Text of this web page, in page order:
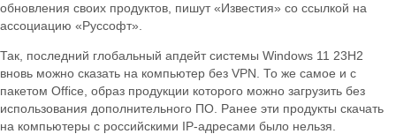
обновления своих продуктов, пишут «Известия» со ссылкой на
ассоциацию «Руссофт».
Так, последний глобальный апдейт системы Windows 11 23H2
вновь можно сказать на компьютер без VPN. То же самое и с
пакетом Office, образ продукции которого можно загрузить без
использования дополнительного ПО. Ранее эти продукты скачать
на компьютеры с российскими IP-адресами было нельзя.